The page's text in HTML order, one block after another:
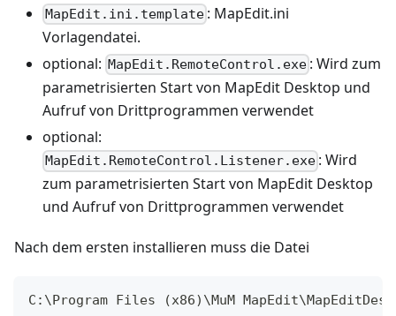
MapEdit.ini.template : MapEdit.ini
Vorlagendatei.
optional: MapEdit.RemoteControl.exe : Wird zum
parametrisierten Start von MapEdit Desktop und
Aufruf von Drittprogrammen verwendet
optional:
MapEdit.RemoteControl.Listener.exe : Wird
zum parametrisierten Start von MapEdit Desktop
und Aufruf von Drittprogrammen verwendet
Nach dem ersten installieren muss die Datei
C:\Program Files (x86)\MuM